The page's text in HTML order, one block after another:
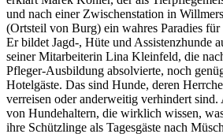
und nach einer Zwischenstation in
(Ortsteil von Burg) ein wahres Paradies für
Er bildet Jagd-, Hüte und Assistenzhunde
seiner Mitarbeiterin Lina Kleinfeld, die
Pfleger-Ausbildung absolvierte, noch
Hotelgäste. Das sind Hunde, deren
verreisen oder anderweitig verhindert sind.
von Hundehaltern, die wirklich wissen,
ihre Schützlinge als Tagesgäste nach